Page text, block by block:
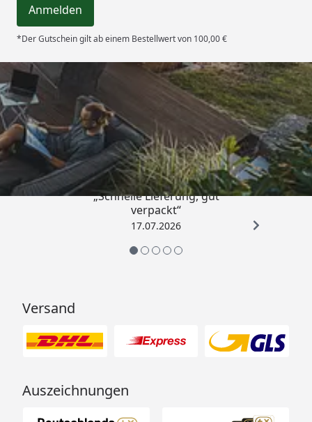
Anmelden
*Der Gutschein gilt ab einem Bestellwert von 100,00 €
Trusted Shops
4,65/ 5
„Schnelle Lieferung, gut
verpackt“
17.07.2026
Versand
Auszeichnungen